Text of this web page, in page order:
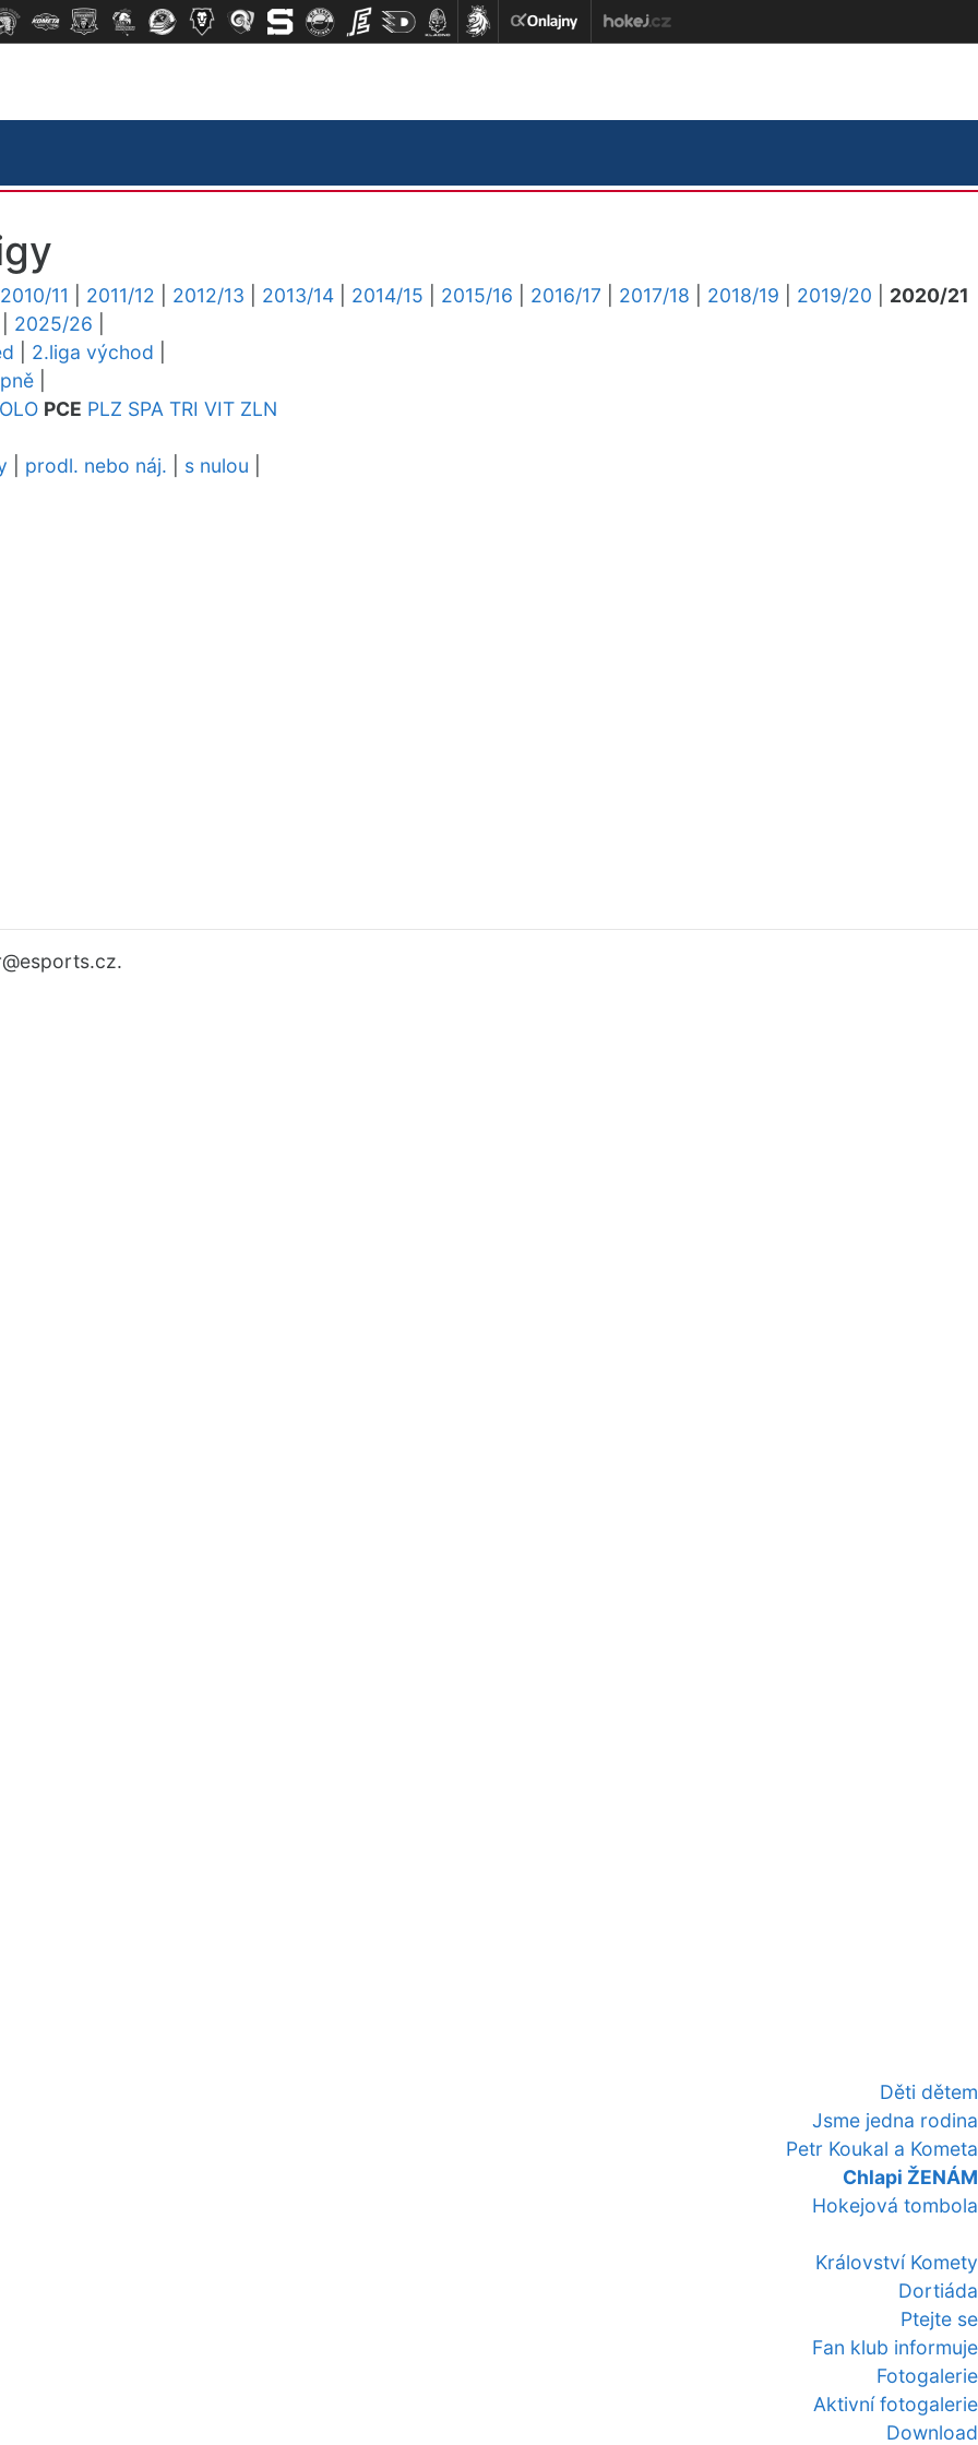
Děti dětem
Jsme jedna rodina
Petr Koukal a Kometa
Chlapi ŽENÁM
Hokejová tombola
Království Komety
Dortiáda
Ptejte se
Fan klub informuje
Fotogalerie
Aktivní fotogalerie
Download
2010/11 2011/12 2012/13 2013/14 2014/15 2015/16 2016/17 2017/18 2018/19 2019/20
2020/21
2025/26
2.liga východ
OLO PCE PLZ SPA TRI VIT ZLN
prodl. nebo náj. s nulou
@esports.cz.